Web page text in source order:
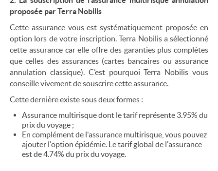
proposée par Terra Nobilis
Cette assurance vous est systématiquement proposée en
option lors de votre inscription. Terra Nobilis a sélectionné
cette assurance car elle offre des garanties plus complètes
que celles des assurances (cartes bancaires ou assurance
annulation classique). C’est pourquoi Terra Nobilis vous
conseille vivement de souscrire cette assurance.
Cette dernière existe sous deux formes :
Assurance multirisque dont le tarif représente 3.95% du
prix du voyage ;
En complément de l'assurance multirisque, vous pouvez
ajouter l'option épidémie. Le tarif global de l'assurance
est de 4.74% du prix du voyage.